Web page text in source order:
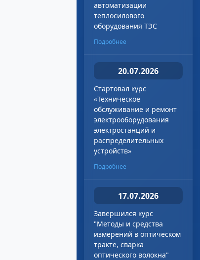
автоматизации
теплосилового
оборудования ТЭС
Подробнее
20.07.2026
Стартовал курс
«Техническое
обслуживание и ремонт
электрооборудования
электростанций и
распределительных
устройств»
Подробнее
17.07.2026
Завершился курс
"Методы и средства
измерений в оптическом
тракте, сварка
оптического волокна"